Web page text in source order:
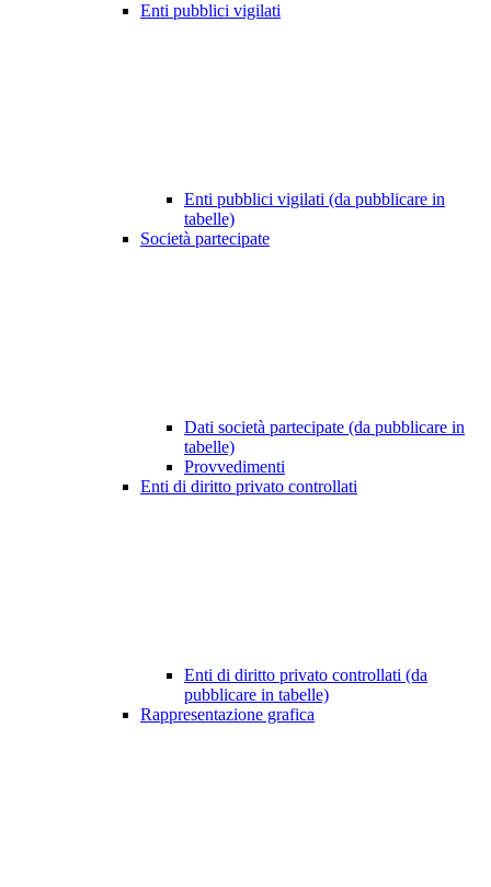
Enti pubblici vigilati
Enti pubblici vigilati (da pubblicare in
tabelle)
Società partecipate
Dati società partecipate (da pubblicare in
tabelle)
Provvedimenti
Enti di diritto privato controllati
Enti di diritto privato controllati (da
pubblicare in tabelle)
Rappresentazione grafica